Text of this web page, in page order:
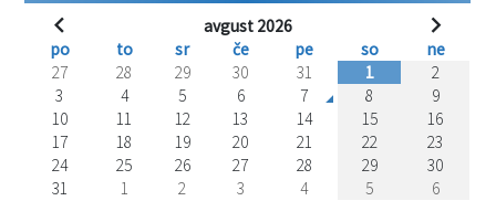
avgust 2026
po
to sr če pe so
ne
27
28 29 30 31 1
2
3
4 5 6 7 8
9
10
11 12 13 14 15
16
17
18 19 20 21 22
23
24
25 26 27 28 29
30
31
1 2 3 4 5 6